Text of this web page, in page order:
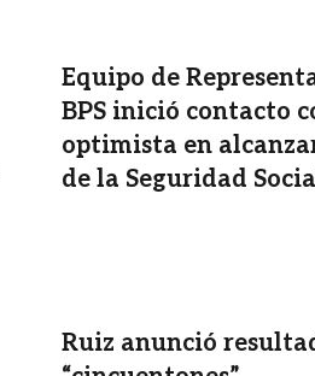
Equipo de
BPS inició contacto
optimista en
de la Seguridad
Ruiz anunció